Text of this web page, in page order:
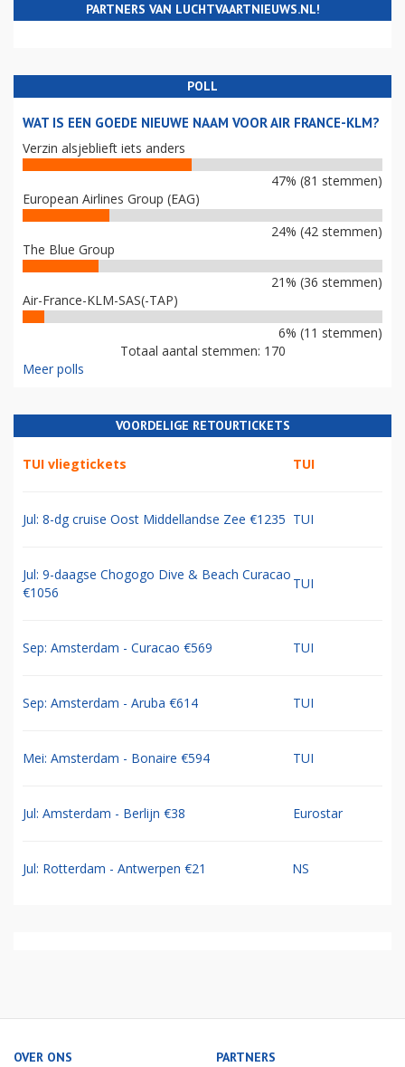
PARTNERS VAN LUCHTVAARTNIEUWS.NL!
POLL
WAT IS EEN GOEDE NIEUWE NAAM VOOR AIR FRANCE-KLM?
Verzin alsjeblieft iets anders
47% (81 stemmen)
European Airlines Group (EAG)
24% (42 stemmen)
The Blue Group
21% (36 stemmen)
Air-France-KLM-SAS(-TAP)
6% (11 stemmen)
Totaal aantal stemmen: 170
Meer polls
VOORDELIGE RETOURTICKETS
TUI vliegtickets TUI
Jul: 8-dg cruise Oost Middellandse Zee €1235 TUI
Jul: 9-daagse Chogogo Dive & Beach Curacao
€1056
TUI
Sep: Amsterdam - Curacao €569 TUI
Sep: Amsterdam - Aruba €614 TUI
Mei: Amsterdam - Bonaire €594 TUI
Jul: Amsterdam - Berlijn €38 Eurostar
Jul: Rotterdam - Antwerpen €21 NS
OVER ONS PARTNERS